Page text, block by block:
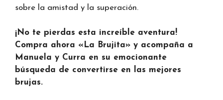
sobre la amistad y la superación.
¡No te pierdas esta increíble aventura!
Compra ahora «La Brujita» y acompaña a
Manuela y Curra en su emocionante
búsqueda de convertirse en las mejores
brujas.